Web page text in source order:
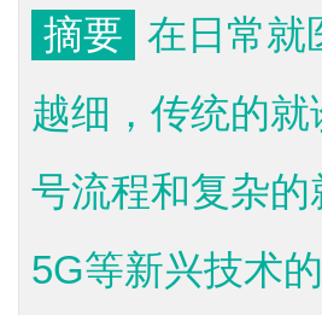
摘要 在日常就
越细，传统的
号流程和复杂
5G等新兴技术